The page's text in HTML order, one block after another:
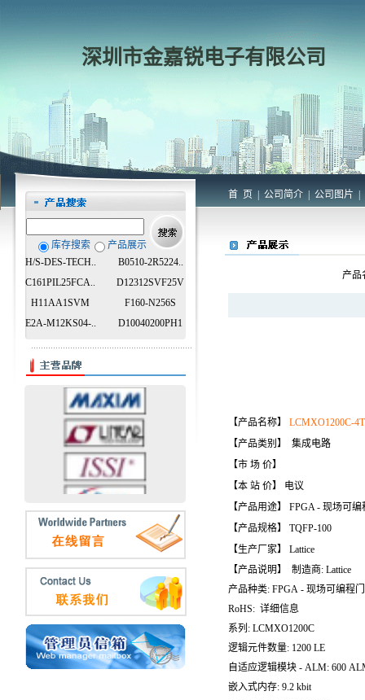
深圳市金嘉锐电子有限公司
首 页 公司简介 公司图片
库存搜索
产品展示
H/S-DES-TECH..
B0510-2R5224..
C161PIL25FCA..
D12312SVF25V
H11AA1SVM
F160-N256S
E2A-M12KS04-..
D10040200PH1
产品
【产品名称】 LCMXO1200C-
【产品类别】 集成电路
【市 场 价】
【本 站 价】 电议
【产品用途】 FPGA - 现场可
【产品规格】 TQFP-100
【生产厂家】 Lattice
【产品说明】 制造商: Lattice
产品种类: FPGA - 现场可编程
RoHS: 详细信息
系列: LCMXO1200C
逻辑元件数量: 1200 LE
自适应逻辑模块 - ALM: 600
嵌入式内存: 9.2 kbit